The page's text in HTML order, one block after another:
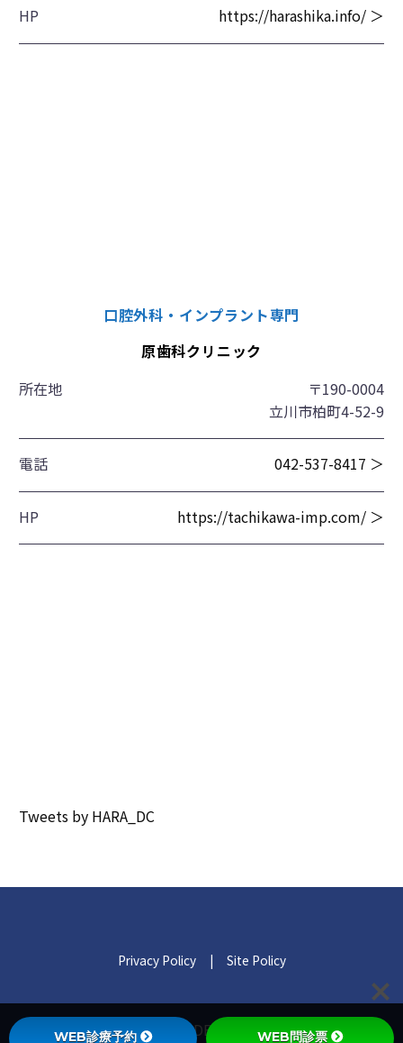
HP https://harashika.info/ ＞
口腔外科・インプラント専門
原歯科クリニック
所在地
〒190-0004
立川市柏町4-52-9
電話 042-537-8417 ＞
HP https://tachikawa-imp.com/ ＞
Tweets by HARA_DC
Privacy Policy| Site Policy
© 2021 HARA DENTAL CLINIC.
WEB診療予約 WEB問診票